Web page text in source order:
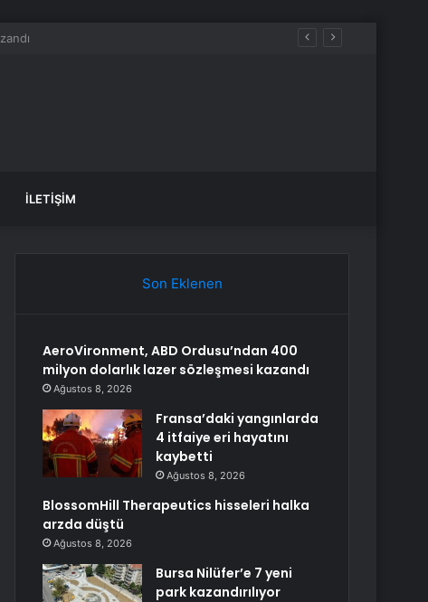
İLETIŞIM
Son Eklenen
AeroVironment, ABD Ordusu’ndan 400
milyon dolarlık lazer sözleşmesi kazandı
Ağustos 8, 2026
Fransa’daki yangınlarda
4 itfaiye eri hayatını
kaybetti
Ağustos 8, 2026
BlossomHill Therapeutics hisseleri halka
arzda düştü
Ağustos 8, 2026
Bursa Nilüfer’e 7 yeni
park kazandırılıyor